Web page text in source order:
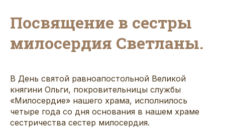
Посвящение в сестры
милосердия Светланы.
В День святой равноапостольной Великой
княгини Ольги, покровительницы службы
«Милосердие» нашего храма, исполнилось
четыре года со дня основания в нашем храме
сестричества сестер милосердия.